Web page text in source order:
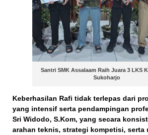
Santri SMK Assalaam Raih Juara 3 LKS
Sukoharjo
Keberhasilan Rafi tidak terlepas dari
yang intensif serta pendampingan
Sri Widodo, S.Kom, yang secara
arahan teknis, strategi kompetisi, serta